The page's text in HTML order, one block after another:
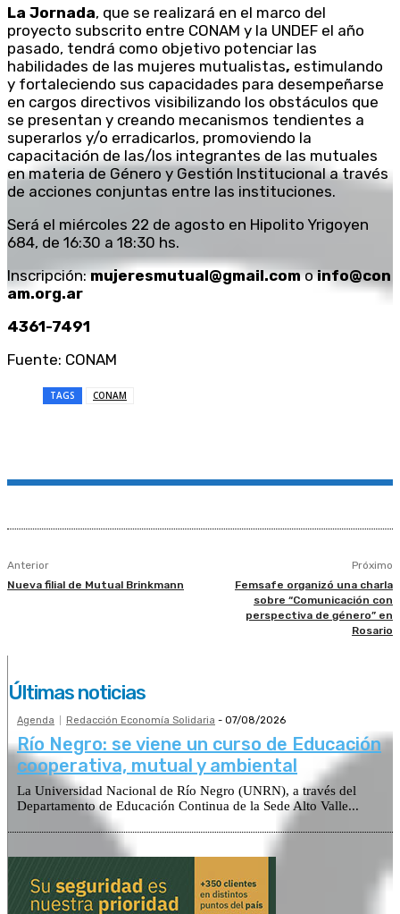
La Jornada, que se realizará en el marco del
proyecto subscrito entre CONAM y la UNDEF el año
pasado, tendrá como objetivo potenciar las
habilidades de las mujeres mutualistas, estimulando
y fortaleciendo sus capacidades para desempeñarse
en cargos directivos visibilizando los obstáculos que
se presentan y creando mecanismos tendientes a
superarlos y/o erradicarlos, promoviendo la
capacitación de las/los integrantes de las mutuales
en materia de Género y Gestión Institucional a través
de acciones conjuntas entre las instituciones.
Será el miércoles 22 de agosto en Hipolito Yrigoyen
684, de 16:30 a 18:30 hs.
Inscripción:mujeresmutual@gmail.comoinfo@con
am.org.ar
4361-7491
Fuente: CONAM
TAGS CONAM
Anterior
Nueva filial de Mutual Brinkmann
Próximo
Femsafe organizó una charla
sobre “Comunicación con
perspectiva de género” en
Rosario
Últimas noticias
Agenda Redacción Economía Solidaria - 07/08/2026
Río Negro: se viene un curso de Educación
cooperativa, mutual y ambiental
La Universidad Nacional de Río Negro (UNRN), a través del
Departamento de Educación Continua de la Sede Alto Valle...